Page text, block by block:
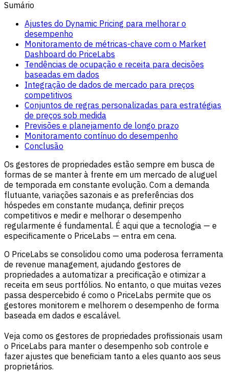
Sumário
Ajustes do Dynamic Pricing para melhorar o
desempenho
Monitoramento de métricas-chave com o Market
Dashboard do PriceLabs
Tendências de ocupação e receita para decisões
baseadas em dados
Integração de dados de mercado para preços
competitivos
Conjuntos de regras personalizadas para estratégias
de preços sob medida
Previsões e planejamento de longo prazo
Monitoramento contínuo do desempenho
Conclusão
Os gestores de propriedades estão sempre em busca de
formas de se manter à frente em um mercado de aluguel
de temporada em constante evolução. Com a demanda
flutuante, variações sazonais e as preferências dos
hóspedes em constante mudança, definir preços
competitivos e medir e melhorar o desempenho
regularmente é fundamental. É aqui que a tecnologia — e
especificamente o PriceLabs — entra em cena.
O PriceLabs se consolidou como uma poderosa ferramenta
de revenue management, ajudando gestores de
propriedades a automatizar a precificação e otimizar a
receita em seus portfólios. No entanto, o que muitas vezes
passa despercebido é como o PriceLabs permite que os
gestores monitorem e melhorem o desempenho de forma
baseada em dados e escalável.
Veja como os gestores de propriedades profissionais usam
o PriceLabs para manter o desempenho sob controle e
fazer ajustes que beneficiam tanto a eles quanto aos seus
proprietários.